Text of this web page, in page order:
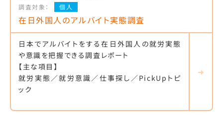
調査対象：
個人
在日外国人のアルバイト実態調査
日本でアルバイトをする在日外国人の就労実態
や意識を把握できる調査レポート
【主な項目】
就労実態／就労意識／仕事探し／PickUpトピ
ック